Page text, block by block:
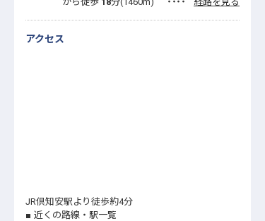
アクセス
JR倶知安駅より徒歩約4分
近くの路線・駅一覧